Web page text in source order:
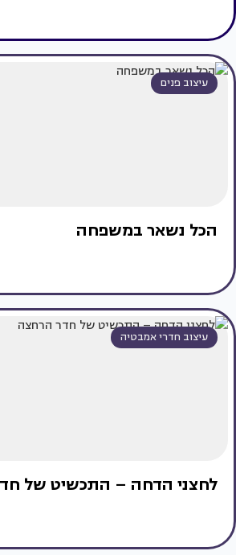
עיצוב פנים
הכל נשאר במשפחה
עיצוב חדרי אמבטיה
לחצני הדחה – התכשיט של